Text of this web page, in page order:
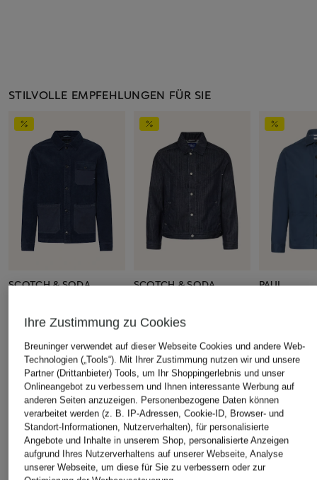
STILVOLLE EMPFEHLUNGEN FÜR SIE
SCOTCH & SODA
CHF 119
Ursprünglich:
SCOTCH & SODA
CHF 119
Ursprünglich:CHF 219
PAUL
Ursprünglich:
ÄHNLICHE ARTIKEL ENTDECKEN
Ihre Zustimmung zu Cookies
Breuninger verwendet auf dieser Webseite Cookies und andere Web-
Technologien („Tools“). Mit Ihrer Zustimmung nutzen wir und unsere
Partner (Drittanbieter) Tools, um Ihr Shoppingerlebnis und unser
Onlineangebot zu verbessern und Ihnen interessante Werbung auf
anderen Seiten anzuzeigen. Personenbezogene Daten können
verarbeitet werden (z. B. IP-Adressen, Cookie-ID, Browser- und
Standort-Informationen, Nutzerverhalten), für personalisierte
Angebote und Inhalte in unserem Shop, personalisierte Anzeigen
aufgrund Ihres Nutzerverhaltens auf unserer Webseite, Analyse
unserer Webseite, um diese für Sie zu verbessern oder zur